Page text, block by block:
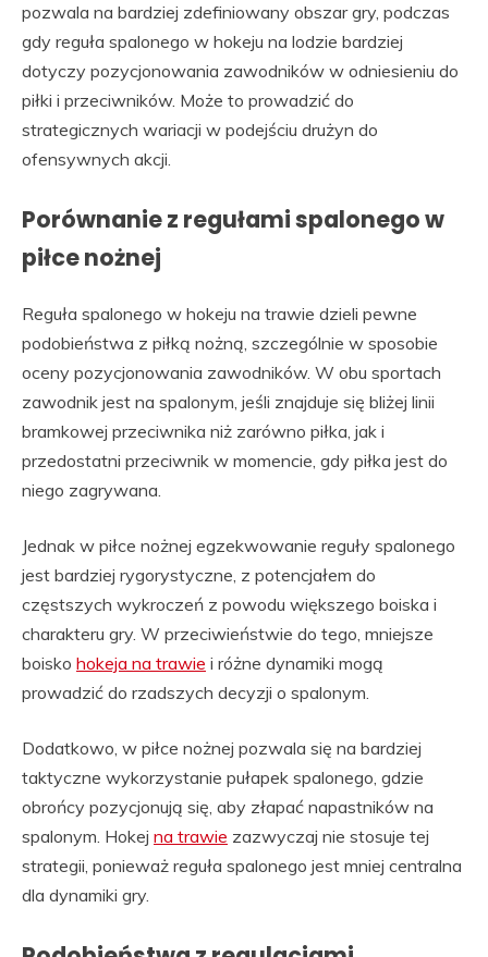
pozwala na bardziej zdefiniowany obszar gry, podczas
gdy reguła spalonego w hokeju na lodzie bardziej
dotyczy pozycjonowania zawodników w odniesieniu do
piłki i przeciwników. Może to prowadzić do
strategicznych wariacji w podejściu drużyn do
ofensywnych akcji.
Porównanie z regułami spalonego w
piłce nożnej
Reguła spalonego w hokeju na trawie dzieli pewne
podobieństwa z piłką nożną, szczególnie w sposobie
oceny pozycjonowania zawodników. W obu sportach
zawodnik jest na spalonym, jeśli znajduje się bliżej linii
bramkowej przeciwnika niż zarówno piłka, jak i
przedostatni przeciwnik w momencie, gdy piłka jest do
niego zagrywana.
Jednak w piłce nożnej egzekwowanie reguły spalonego
jest bardziej rygorystyczne, z potencjałem do
częstszych wykroczeń z powodu większego boiska i
charakteru gry. W przeciwieństwie do tego, mniejsze
boisko hokeja na trawie i różne dynamiki mogą
prowadzić do rzadszych decyzji o spalonym.
Dodatkowo, w piłce nożnej pozwala się na bardziej
taktyczne wykorzystanie pułapek spalonego, gdzie
obrońcy pozycjonują się, aby złapać napastników na
spalonym. Hokej na trawie zazwyczaj nie stosuje tej
strategii, ponieważ reguła spalonego jest mniej centralna
dla dynamiki gry.